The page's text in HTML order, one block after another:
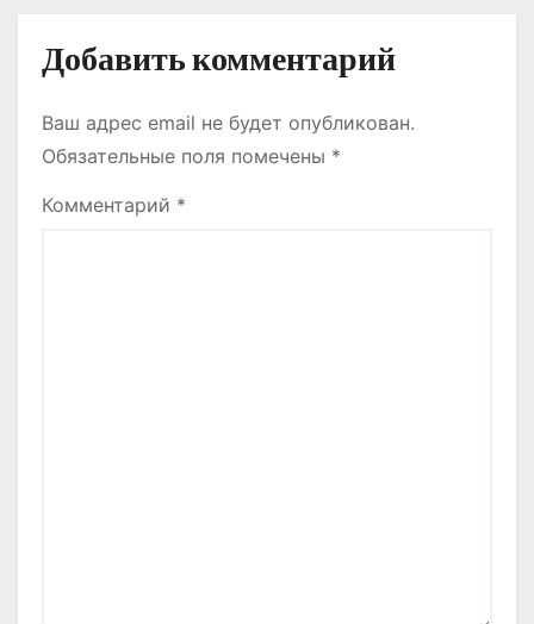
Добавить комментарий
Ваш адрес email не будет опубликован.
Обязательные поля помечены *
Комментарий *